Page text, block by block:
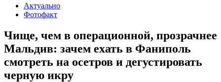
Актуально
Фотофакт
Чище, чем в операционной, прозрачнее
Мальдив: зачем ехать в Фаниполь
смотреть на осетров и дегустировать
черную икру